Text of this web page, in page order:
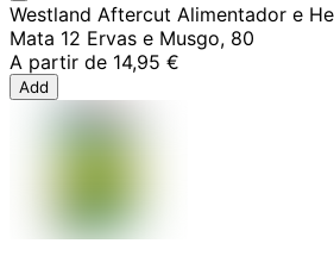
Westland Aftercut Alimentador e
Mata 12 Ervas e Musgo, 80
A partir de 14,95 €
Add